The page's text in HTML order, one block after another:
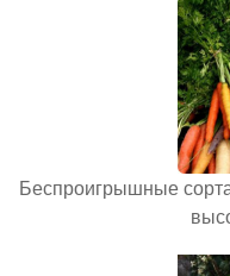
Беспроигрышные